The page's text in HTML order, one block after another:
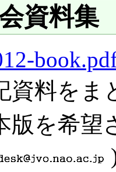
資料集
資料をま
版を希望